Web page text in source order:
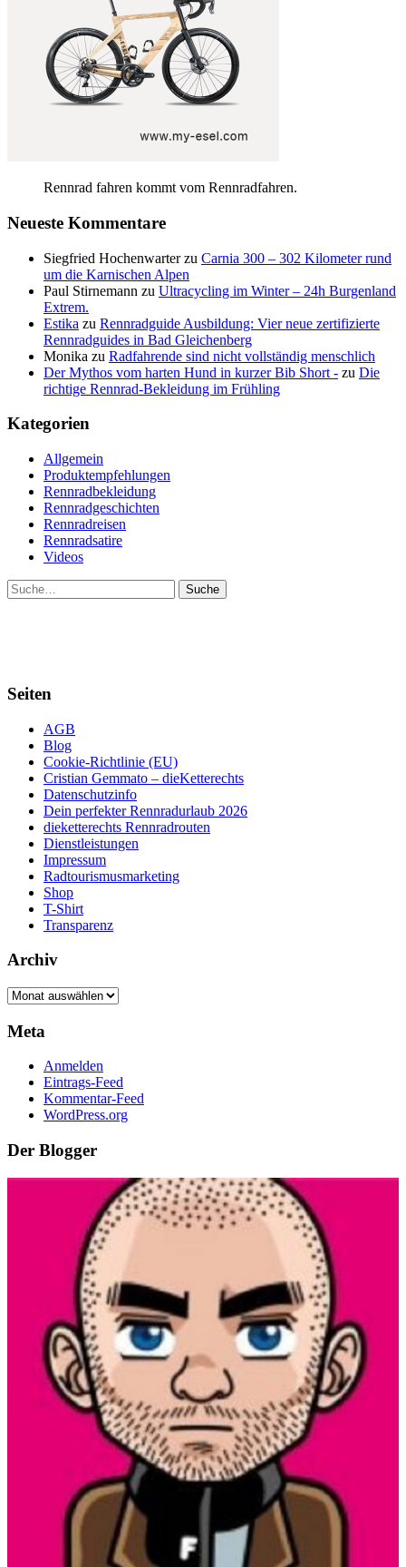
Rennrad fahren kommt vom Rennradfahren.
Neueste Kommentare
Siegfried Hochenwarterzu Carnia 300 – 302 Kilometer rund
um die Karnischen Alpen
Paul Stirnemann zu Ultracycling im Winter – 24h Burgenland
Extrem.
Estika zu Rennradguide Ausbildung: Vier neue zertifizierte
Rennradguides in Bad Gleichenberg
Monika zu Radfahrende sind nicht vollständig menschlich
Der Mythos vom harten Hund in kurzer Bib Short - zu Die
richtige Rennrad-Bekleidung im Frühling
Kategorien
Allgemein
Produktempfehlungen
Rennradbekleidung
Rennradgeschichten
Rennradreisen
Rennradsatire
Videos
Suche
Seiten
AGB
Blog
Cookie-Richtlinie (EU)
Cristian Gemmato – dieKetterechts
Datenschutzinfo
Dein perfekter Rennradurlaub 2026
dieketterechts Rennradrouten
Dienstleistungen
Impressum
Radtourismusmarketing
Shop
T-Shirt
Transparenz
Archiv
Archiv
Meta
Anmelden
Eintrags-Feed
Kommentar-Feed
WordPress.org
Der Blogger